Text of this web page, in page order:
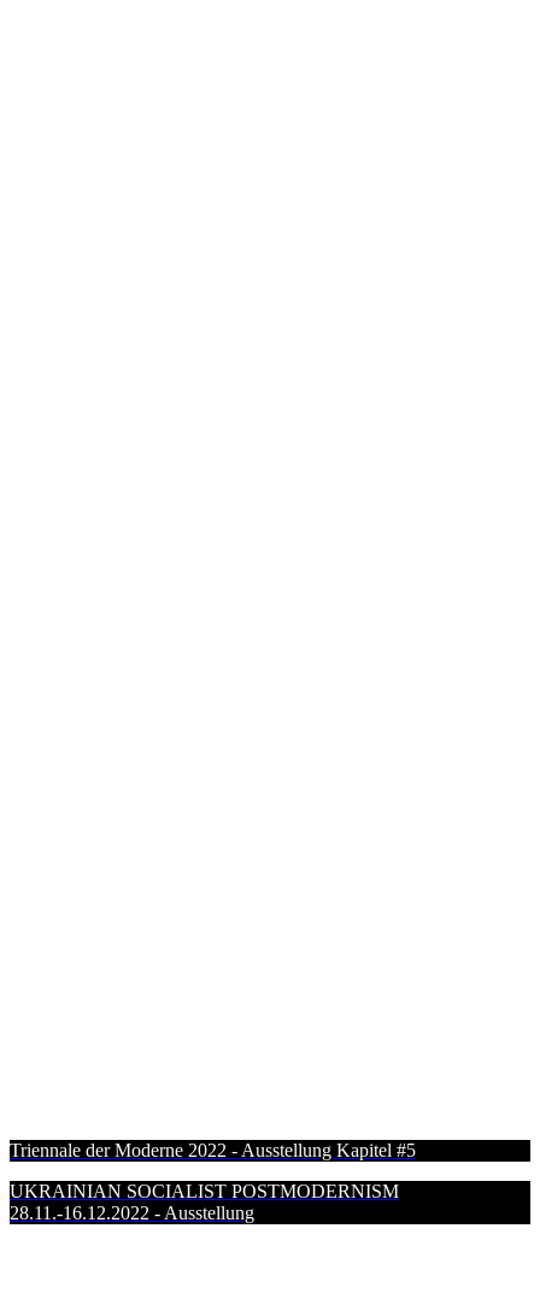
Triennale der Moderne 2022 - Ausstellung Kapitel #5
UKRAINIAN SOCIALIST POSTMODERNISM
28.11.-16.12.2022 - Ausstellung